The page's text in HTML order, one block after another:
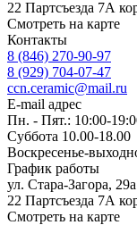
22 Партсъезда 7А
Смотреть на карте
Контакты
8 (846) 270-90-97
8 (929) 704-07-47
ccn.ceramic@mail.ru
E-mail адрес
Пн. - Пят.: 10:00-
Суббота 10.00-18.00
Воскресенье-
График работы
ул. Стара-Загора,
22 Партсъезда 7А
Смотреть на карте